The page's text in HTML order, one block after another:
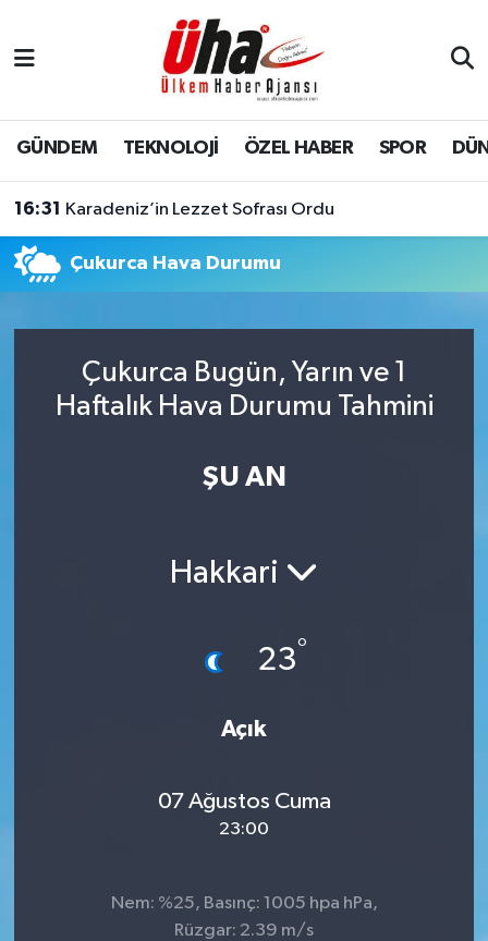
GÜNDEM TEKNOLOJİ ÖZEL HABER SPOR
16:31 Karadeniz’in Lezzet Sofrası Ordu
Çukurca Hava Durumu
Çukurca Bugün, Yarın ve 1
Haftalık Hava Durumu Tahmini
ŞU AN
Hakkari
23°
Açık
07 Ağustos Cuma
23:00
Nem: %25, Basınç: 1005 hpa hPa,
Rüzgar: 2.39 m/s
İstanbul Nöbetçi Eczaneler
İstanbul Hava Durumu
Tüm Manşetler
Son Dakika Haberleri